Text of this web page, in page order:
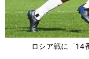
ロシア戦に「14